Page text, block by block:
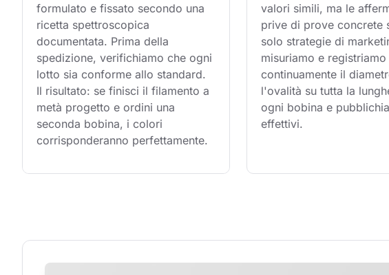
formulato e fissato secondo una
ricetta spettroscopica
documentata. Prima della
spedizione, verifichiamo che ogni
lotto sia conforme allo standard.
Il risultato: se finisci il filamento a
metà progetto e ordini una
seconda bobina, i colori
corrisponderanno perfettamente.
valori simili, ma le
prive di prove concrete
solo strategie di
misuriamo e registriamo
continuamente il
l'ovalità su tutta la
ogni bobina e
effettivi.